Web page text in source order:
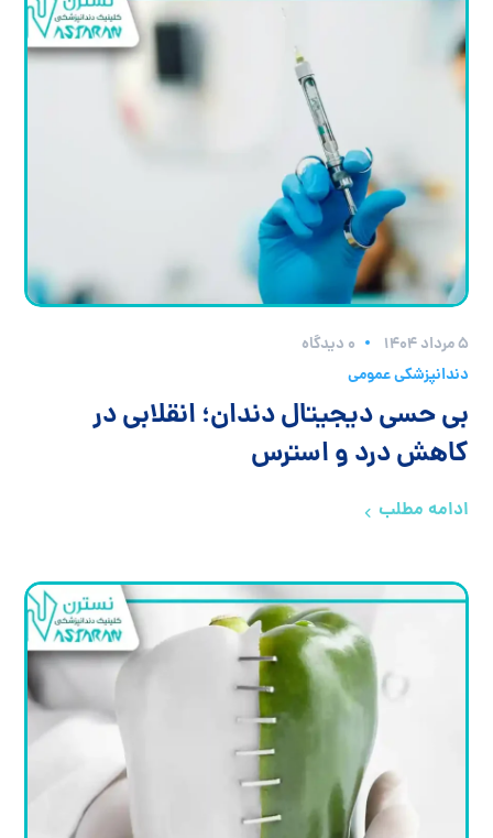
۵ مرداد ۱۴۰۴
0 دیدگاه
دندانپزشکی عمومی
بی حسی دیجیتال دندان؛ انقلابی در
کاهش درد و استرس
ادامه مطلب